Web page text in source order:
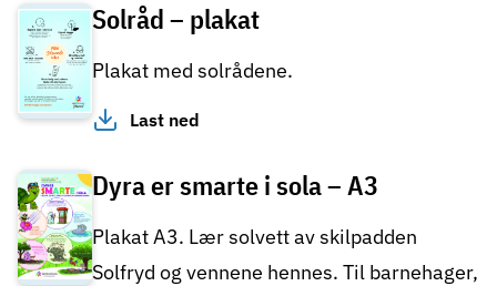
Solråd – plakat
Plakat med solrådene.
Last ned
Dyra er smarte i sola – A3
Plakat A3. Lær solvett av skilpadden
Solfryd og vennene hennes. Til barnehager,